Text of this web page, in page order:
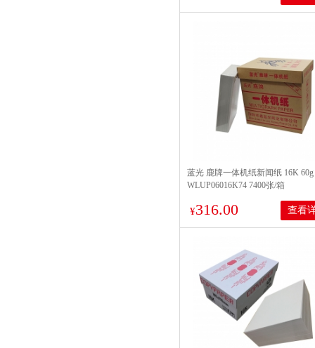
蓝光 鹿牌一体机纸新闻纸 16K 60g
WLUP06016K74 7400张/箱
¥316.00 查看